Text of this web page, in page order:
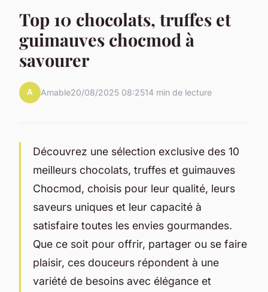
Top 10 chocolats, truffes et
guimauves chocmod à
savourer
A Amable20/08/2025 08:2514 min de lecture
Découvrez une sélection exclusive des 10
meilleurs chocolats, truffes et guimauves
Chocmod, choisis pour leur qualité, leurs
saveurs uniques et leur capacité à
satisfaire toutes les envies gourmandes.
Que ce soit pour offrir, partager ou se faire
plaisir, ces douceurs répondent à une
variété de besoins avec élégance et